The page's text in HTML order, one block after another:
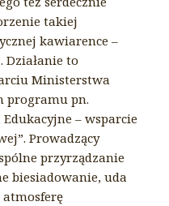
takiej
kawiarence –
Działanie to
Ministerstwa
programu pn.
– wsparcie
Prowadzący
przyrządzanie
biesiadowanie, uda